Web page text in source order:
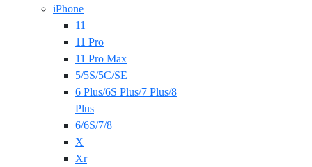
iPhone
11
11 Pro
11 Pro Max
5/5S/5C/SE
6 Plus/6S Plus/7 Plus/8
Plus
6/6S/7/8
X
Xr